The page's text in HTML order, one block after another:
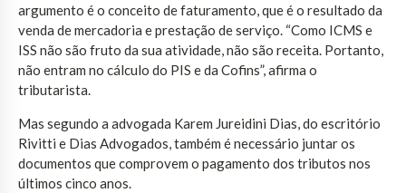
argumento é o conceito de faturamento, que é o resultado da
venda de mercadoria e prestação de serviço. “Como ICMS e
ISS não são fruto da sua atividade, não são receita. Portanto,
não entram no cálculo do PIS e da Cofins”, afirma o
tributarista.
Mas segundo a advogada Karem Jureidini Dias, do escritório
Rivitti e Dias Advogados, também é necessário juntar os
documentos que comprovem o pagamento dos tributos nos
últimos cinco anos.